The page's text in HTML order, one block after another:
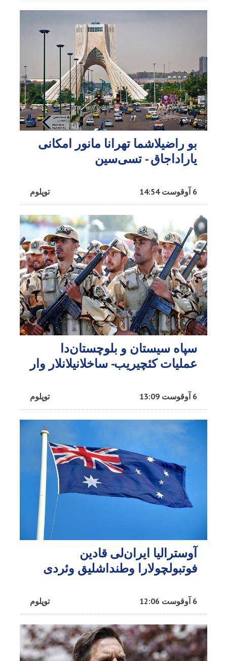
بو راضیلاشما تهرانا مانور امکانی
یاراداجاق - تسی‌سین
توپلوم 6 آوقوست 14:54
سپاه سیستان و بلوچستان‌دا
عملیات کئچیریب- ساخلانیلانلار وار
توپلوم 6 آوقوست 13:09
آوسترالیا ایران‌لی قادین
فوتبولچولارا وطنداشلیق وئردی
توپلوم 6 آوقوست 12:06